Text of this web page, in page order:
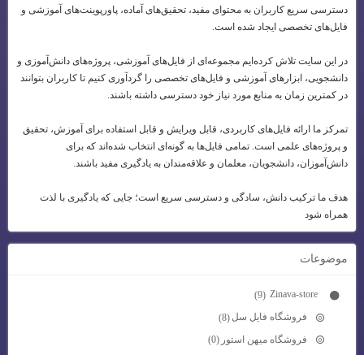
دسترسی سریع کاربران به محتوای مفید، تحقیق‌های آماده، پاورپوینت‌های آموزشی و
فایل‌های تخصصی ایجاد شده است.
در این سایت تلاش کرده‌ایم مجموعه‌ای از فایل‌های آموزشی، پروژه‌های دانش‌آموزی و
دانشجویی، ابزارهای آموزشی و فایل‌های تخصصی را گردآوری کنیم تا کاربران بتوانند
در کمترین زمان به منابع مورد نیاز خود دسترسی داشته باشند.
تمرکز ما ارائه فایل‌های کاربردی، قابل ویرایش و قابل استفاده برای آموزش، تحقیق
و پروژه‌های علمی است. تمامی فایل‌ها به گونه‌ای انتخاب شده‌اند که برای
دانش‌آموزان، دانشجویان، معلمان و علاقه‌مندان به یادگیری مفید باشند.
هدف ما ترکیب دانش، سادگی و دسترسی سریع است؛ جایی که یادگیری با لذت
همراه شود
موضوعات
(9)
فروشگاه فایل سل (8)
فروشگاه میهن استور (0)